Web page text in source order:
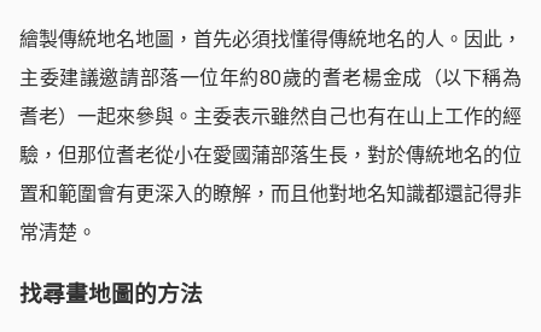
繪製傳統地名地圖，首先必須找懂得傳統地名的人。因此，
主委建議邀請部落一位年約80歲的耆老楊金成（以下稱為
耆老）一起來參與。主委表示雖然自己也有在山上工作的經
驗，但那位耆老從小在愛國蒲部落生長，對於傳統地名的位
置和範圍會有更深入的瞭解，而且他對地名知識都還記得非
常清楚。
找尋畫地圖的方法